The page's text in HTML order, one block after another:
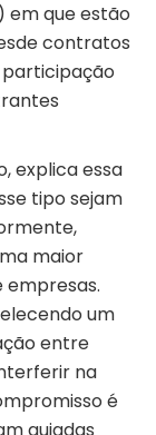
em que estão
contratos
explica essa
tipo sejam
maior
empresas.
um
entre
na
é